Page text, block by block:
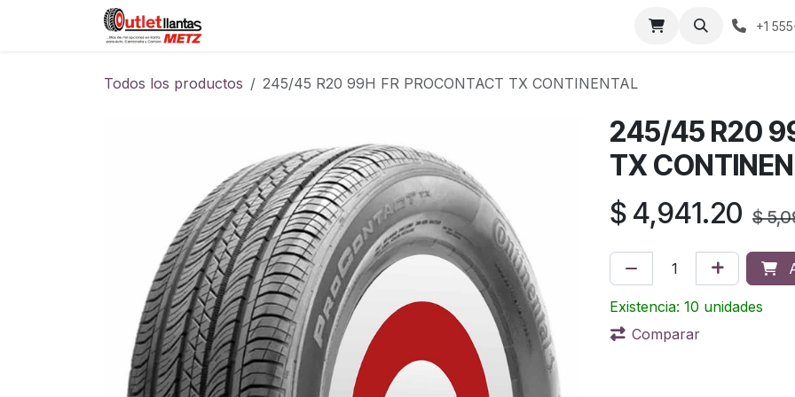
Condiciones de compra +1
Todos los productos 245/45 R20 99H FR PROCONTACT TX CONTINENTAL
245/45 R20
TX
$ 4,941.20 $
Existencia: 10 unidades
Comparar